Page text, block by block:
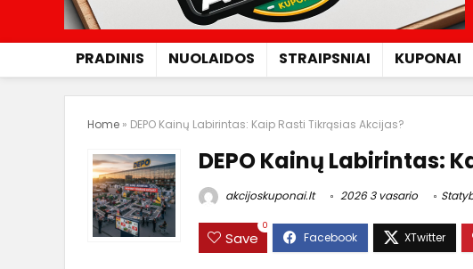
PRADINIS NUOLAIDOS STRAIPSNIAI KUPONAI
Home » DEPO Kainų Labirintas: Kaip Rasti Tikrąsias Akcijas?
DEPO Kainų Labirintas:
akcijoskuponai.lt 2026 3 vasario
Save
0